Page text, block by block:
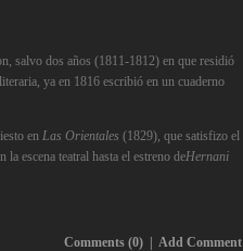
salvo dos años (1811-1812) en que residió
ya en 1816 escribió en un cuaderno
en Las Orientales (1829), que satisfizo el
escena teatral hasta el estreno deHernani
Comments (0) Add Comment